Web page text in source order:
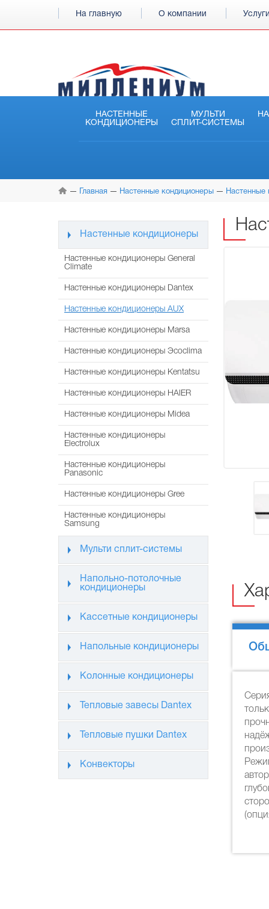
На главную О компании
НАСТЕННЫЕ
КОНДИЦИОНЕРЫ
МУЛЬТИ
СПЛИТ-СИСТЕМЫ
Главная Настенные кондиционеры Настенные
Настенные кондиционеры
Настенные кондиционеры General
Climate
Настенные кондиционеры Dantex
Настенные кондиционеры AUX
Настенные кондиционеры Marsa
Настенные кондиционеры Эcoclima
Настенные кондиционеры Kentatsu
Настенные кондиционеры HAIER
Настенные кондиционеры Midea
Настенные кондиционеры
Electrolux
Настенные кондиционеры
Panasonic
Настенные кондиционеры Gree
Настенные кондиционеры
Samsung
Мульти сплит-системы
Напольно-потолочные
кондиционеры
Кассетные кондиционеры
Напольные кондиционеры
Колонные кондиционеры
Тепловые завесы Dantex
Тепловые пушки Dantex
Конвекторы